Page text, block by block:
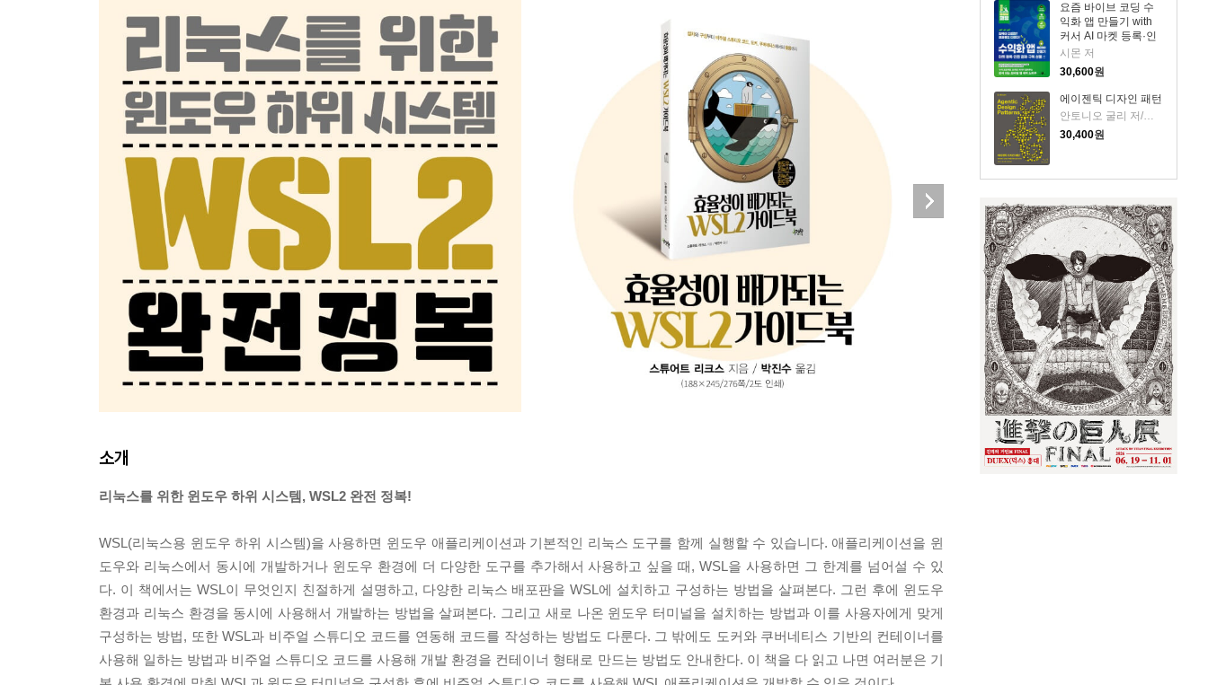
요즘 바이브 코딩 수
익화 앱 만들기 with
커서 AI 마켓 등록·인
앱 결제·구독 상품
시몬 저
30,600원
에이젠틱 디자인 패턴
안토니오 굴리 저/조진욱 역
30,400원
소개
리눅스를 위한 윈도우 하위 시스템, WSL2 완전 정복!
WSL(리눅스용 윈도우 하위 시스템)을 사용하면 윈도우 애플리케이션과 기본적인 리눅스 도구를 함께 실행할 수 있습니다. 애플리케이션을 윈
도우와 리눅스에서 동시에 개발하거나 윈도우 환경에 더 다양한 도구를 추가해서 사용하고 싶을 때, WSL을 사용하면 그 한계를 넘어설 수 있
다. 이 책에서는 WSL이 무엇인지 친절하게 설명하고, 다양한 리눅스 배포판을 WSL에 설치하고 구성하는 방법을 살펴본다. 그런 후에 윈도우
환경과 리눅스 환경을 동시에 사용해서 개발하는 방법을 살펴본다. 그리고 새로 나온 윈도우 터미널을 설치하는 방법과 이를 사용자에게 맞게
구성하는 방법, 또한 WSL과 비주얼 스튜디오 코드를 연동해 코드를 작성하는 방법도 다룬다. 그 밖에도 도커와 쿠버네티스 기반의 컨테이너를
사용해 일하는 방법과 비주얼 스튜디오 코드를 사용해 개발 환경을 컨테이너 형태로 만드는 방법도 안내한다. 이 책을 다 읽고 나면 여러분은 기